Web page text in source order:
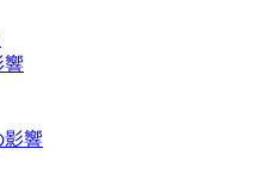
響
影響